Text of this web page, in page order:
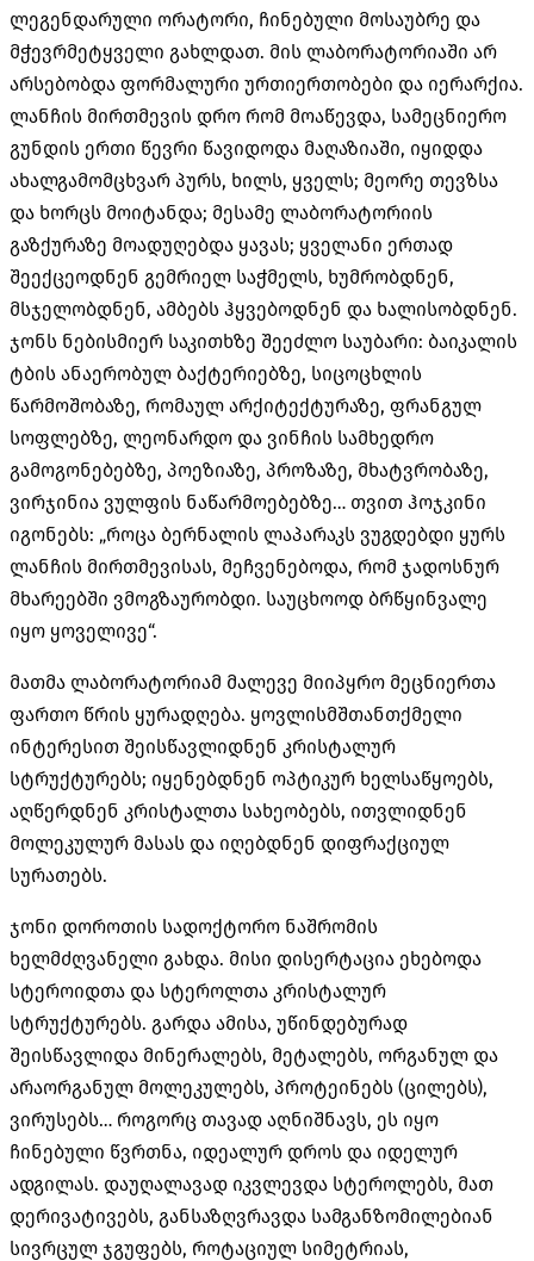
ლეგენდარული ორატორი, ჩინებული მოსაუბრე და
მჭევრმეტყველი გახლდათ. მის ლაბორატორიაში არ
არსებობდა ფორმალური ურთიერთობები და იერარქია.
ლანჩის მირთმევის დრო რომ მოაწევდა, სამეცნიერო
გუნდის ერთი წევრი წავიდოდა მაღაზიაში, იყიდდა
ახალგამომცხვარ პურს, ხილს, ყველს; მეორე თევზსა
და ხორცს მოიტანდა; მესამე ლაბორატორიის
გაზქურაზე მოადუღებდა ყავას; ყველანი ერთად
შეექცეოდნენ გემრიელ საჭმელს, ხუმრობდნენ,
მსჯელობდნენ, ამბებს ჰყვებოდნენ და ხალისობდნენ.
ჯონს ნებისმიერ საკითხზე შეეძლო საუბარი: ბაიკალის
ტბის ანაერობულ ბაქტერიებზე, სიცოცხლის
წარმოშობაზე, რომაულ არქიტექტურაზე, ფრანგულ
სოფლებზე, ლეონარდო და ვინჩის სამხედრო
გამოგონებებზე, პოეზიაზე, პროზაზე, მხატვრობაზე,
ვირჯინია ვულფის ნაწარმოებებზე… თვით ჰოჯკინი
იგონებს: „როცა ბერნალის ლაპარაკს ვუგდებდი ყურს
ლანჩის მირთმევისას, მეჩვენებოდა, რომ ჯადოსნურ
მხარეებში ვმოგზაურობდი. საუცხოოდ ბრწყინვალე
იყო ყოველივე“.
მათმა ლაბორატორიამ მალევე მიიპყრო მეცნიერთა
ფართო წრის ყურადღება. ყოვლისმშთანთქმელი
ინტერესით შეისწავლიდნენ კრისტალურ
სტრუქტურებს; იყენებდნენ ოპტიკურ ხელსაწყოებს,
აღწერდნენ კრისტალთა სახეობებს, ითვლიდნენ
მოლეკულურ მასას და იღებდნენ დიფრაქციულ
სურათებს.
ჯონი დოროთის სადოქტორო ნაშრომის
ხელმძღვანელი გახდა. მისი დისერტაცია ეხებოდა
სტეროიდთა და სტეროლთა კრისტალურ
სტრუქტურებს. გარდა ამისა, უწინდებურად
შეისწავლიდა მინერალებს, მეტალებს, ორგანულ და
არაორგანულ მოლეკულებს, პროტეინებს (ცილებს),
ვირუსებს… როგორც თავად აღნიშნავს, ეს იყო
ჩინებული წვრთნა, იდეალურ დროს და იდელურ
ადგილას. დაუღალავად იკვლევდა სტეროლებს, მათ
დერივატივებს, განსაზღვრავდა სამგანზომილებიან
სივრცულ ჯგუფებს, როტაციულ სიმეტრიას,